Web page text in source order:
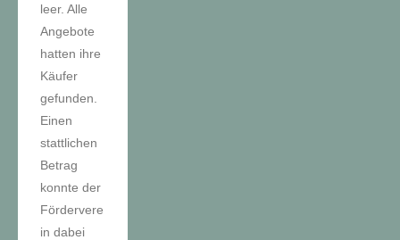
leer. Alle
Angebote
hatten ihre
Käufer
gefunden.
Einen
stattlichen
Betrag
konnte der
Fördervere
in dabei